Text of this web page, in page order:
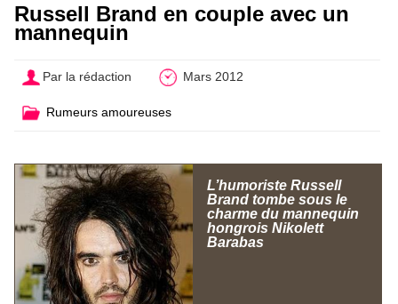
Russell Brand en couple avec un
mannequin
Par la rédaction Mars 2012
Rumeurs amoureuses
L’humoriste Russell
Brand tombe sous le
charme du mannequin
hongrois Nikolett
Barabas